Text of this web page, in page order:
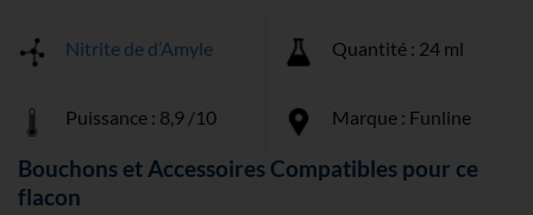
Nitrite de d’Amyle Quantité : 24 ml
Puissance : 8,9 /10 Marque : Funline
Bouchons et Accessoires Compatibles pour ce
flacon